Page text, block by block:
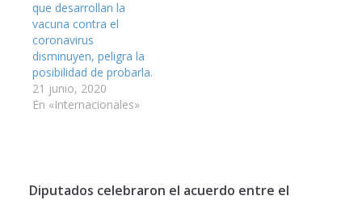
que desarrollan la
vacuna contra el
coronavirus
disminuyen, peligra la
posibilidad de probarla.
21 junio, 2020
En «Internacionales»
Diputados celebraron el acuerdo entre el